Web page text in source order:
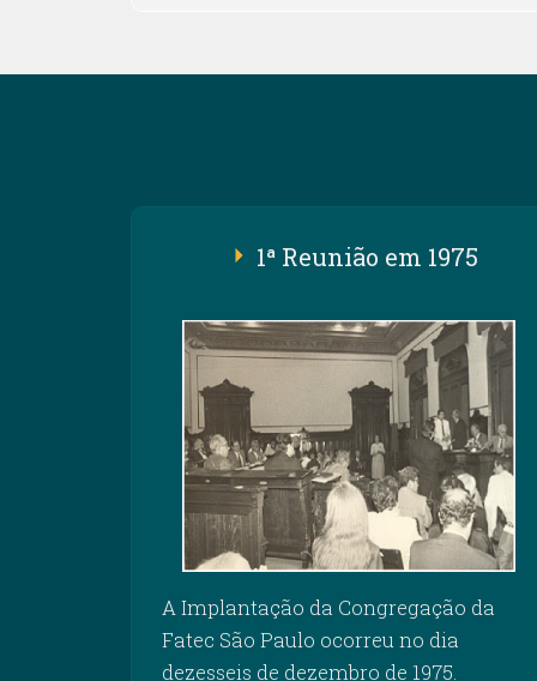
1ª Reunião em 1975
A Implantação da Congregação da
Fatec São Paulo ocorreu no dia
dezesseis de dezembro de 1975.